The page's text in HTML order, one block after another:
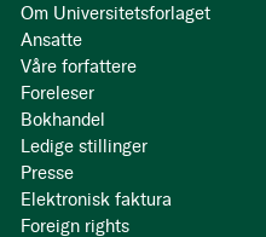
Om Universitetsforlaget
Ansatte
Våre forfattere
Foreleser
Bokhandel
Ledige stillinger
Presse
Elektronisk faktura
Foreign rights